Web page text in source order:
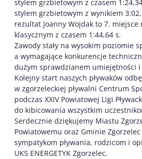
stylem grzbietowym z czasem
stylem grzbietowym z wynikiem
rezultat Joanny Wojdak to 7. miejsce
klasycznym z czasem 1:44,64 s.
Zawody stały na wysokim poziomie
a wymagające konkurencje
dużym sprawdzianem umiejętności i
Kolejny start naszych pływaków
w zgorzeleckiej pływalni Centrum
podczas XXIV Powiatowej Ligi
do kibicowania wszystkim
Serdecznie dziękujemy Miastu
Powiatowemu oraz Gminie
sympatykom pływania, rodzicom i
UKS ENERGETYK Zgorzelec.